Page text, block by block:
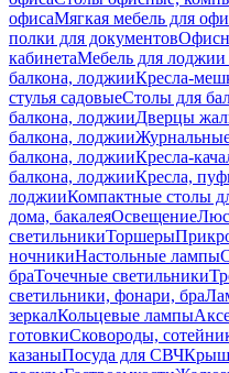
офисаМягкая мебель для
полки для документов
кабинетаМебель для лоджии
балкона, лоджииКресла-
стулья садовыеСтолы для
балкона, лоджииДверцы
балкона, лоджии
балкона, лоджииКресла-
балкона, лоджииКресла,
лоджииКомпактные столы
дома, бакалеяОсвещение
светильникиТоршеры
ночникиНастольные лампы
браТочечные светильники
светильники, фонари, бра
зеркалКольцевые лампы
готовкиСковороды,
казаныПосуда для СВЧ